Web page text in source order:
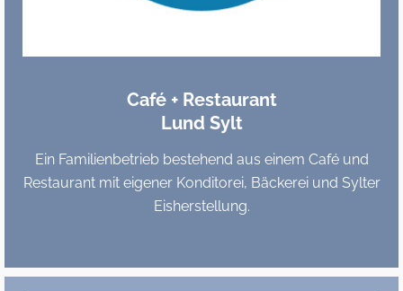
Café + Restaurant
Lund Sylt
Ein Familienbetrieb bestehend aus einem Café und
Restaurant mit eigener Konditorei, Bäckerei und Sylter
Eisherstellung.